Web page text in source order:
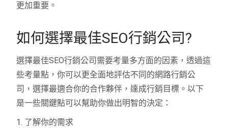
更加重要。
如何選擇最佳SEO行銷公司?
選擇最佳SEO行銷公司需要考量多方面的因素，透過這
些考量點，你可以更全面地評估不同的網路行銷公
司，選擇最適合你的合作夥伴，達成行銷目標。以下
是一些關鍵點可以幫助你做出明智的決定：
1. 了解你的需求